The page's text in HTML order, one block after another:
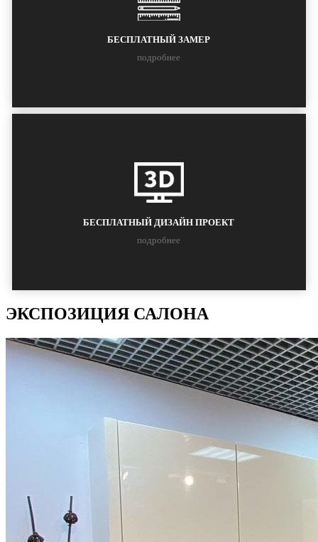
БЕСПЛАТНЫЙ ЗАМЕР
подробнее
БЕСПЛАТНЫЙ ДИЗАЙН ПРОЕКТ
подробнее
ЭКСПОЗИЦИЯ САЛОНА